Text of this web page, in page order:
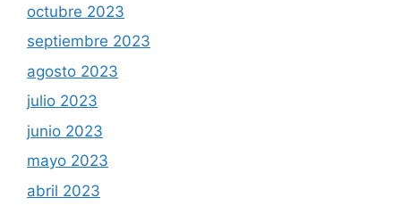
octubre 2023
septiembre 2023
agosto 2023
julio 2023
junio 2023
mayo 2023
abril 2023